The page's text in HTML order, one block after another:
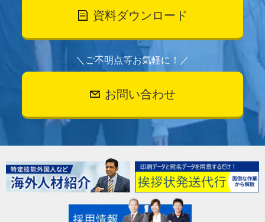
資料ダウンロード
＼ご不明点等お気軽に！／
お問い合わせ